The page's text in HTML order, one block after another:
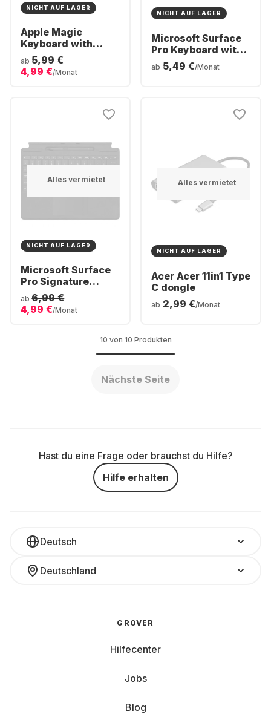
NICHT AUF LAGER
Apple Magic
Keyboard with
Touch ID and
Numeric Keypad
ab 5,99 €
4,99 €/Monat
NICHT AUF LAGER
Microsoft Surface
Pro Keyboard with
pen storage &
Copilot key
ab 5,49 €/Monat
Alles vermietet
NICHT AUF LAGER
Microsoft Surface
Pro Signature
Keyboard mit Slim
Pen 2
ab 6,99 €
4,99 €/Monat
Alles vermietet
NICHT AUF LAGER
Acer Acer 11in1 Type
C dongle
ab 2,99 €/Monat
10 von 10 Produkten
Nächste Seite
Hast du eine Frage oder brauchst du Hilfe?
Hilfe erhalten
Deutsch
Deutschland
GROVER
Hilfecenter
Jobs
Blog